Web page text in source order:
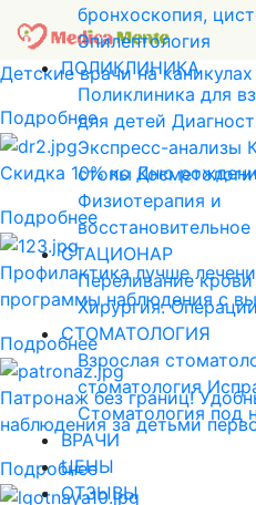
Детские врачи на
Подробнее
Скидка 10% ко Дню
Подробнее
Профилактика лучше
программы наблюдения с
Подробнее
Патронаж без границ!
наблюдения за детьми
Подробнее
бронхоскопия,
Эпилептология
ПОЛИКЛИНИКА
Поликлиника для
для детей
Экспресс-анализы
стопы
Физиотерапия и
восстановительное
СТАЦИОНАР
Переливание крови
Хирургия. Операции
СТОМАТОЛОГИЯ
Взрослая
стоматология
Стоматология под
ВРАЧИ
ЦЕНЫ
ОТЗЫВЫ